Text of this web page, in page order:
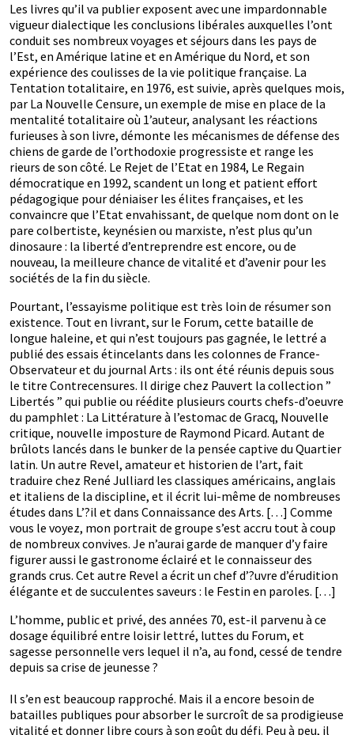
Les livres qu’il va publier exposent avec une impardonnable
vigueur dialectique les conclusions libérales auxquelles l’ont
conduit ses nombreux voyages et séjours dans les pays de
l’Est, en Amérique latine et en Amérique du Nord, et son
expérience des coulisses de la vie politique française. La
Tentation totalitaire, en 1976, est suivie, après quelques mois,
par La Nouvelle Censure, un exemple de mise en place de la
mentalité totalitaire où 1’auteur, analysant les réactions
furieuses à son livre, démonte les mécanismes de défense des
chiens de garde de l’orthodoxie progressiste et range les
rieurs de son côté. Le Rejet de l’Etat en 1984, Le Regain
démocratique en 1992, scandent un long et patient effort
pédagogique pour déniaiser les élites françaises, et les
convaincre que l’Etat envahissant, de quelque nom dont on le
pare colbertiste, keynésien ou marxiste, n’est plus qu’un
dinosaure : la liberté d’entreprendre est encore, ou de
nouveau, la meilleure chance de vitalité et d’avenir pour les
sociétés de la fin du siècle.
Pourtant, l’essayisme politique est très loin de résumer son
existence. Tout en livrant, sur le Forum, cette bataille de
longue haleine, et qui n’est toujours pas gagnée, le lettré a
publié des essais étincelants dans les colonnes de France-
Observateur et du journal Arts : ils ont été réunis depuis sous
le titre Contrecensures. Il dirige chez Pauvert la collection ”
Libertés ” qui publie ou réédite plusieurs courts chefs-d’oeuvre
du pamphlet : La Littérature à l’estomac de Gracq, Nouvelle
critique, nouvelle imposture de Raymond Picard. Autant de
brûlots lancés dans le bunker de la pensée captive du Quartier
latin. Un autre Revel, amateur et historien de l’art, fait
traduire chez René Julliard les classiques américains, anglais
et italiens de la discipline, et il écrit lui-même de nombreuses
études dans L’?il et dans Connaissance des Arts. […] Comme
vous le voyez, mon portrait de groupe s’est accru tout à coup
de nombreux convives. Je n’aurai garde de manquer d’y faire
figurer aussi le gastronome éclairé et le connaisseur des
grands crus. Cet autre Revel a écrit un chef d’?uvre d’érudition
élégante et de succulentes saveurs : le Festin en paroles. […]
L’homme, public et privé, des années 70, est-il parvenu à ce
dosage équilibré entre loisir lettré, luttes du Forum, et
sagesse personnelle vers lequel il n’a, au fond, cessé de tendre
depuis sa crise de jeunesse ?
Il s’en est beaucoup rapproché. Mais il a encore besoin de
batailles publiques pour absorber le surcroît de sa prodigieuse
vitalité et donner libre cours à son goût du défi. Peu à peu, il